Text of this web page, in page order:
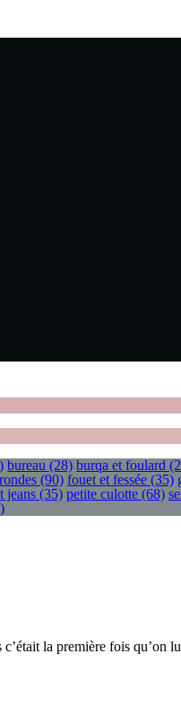
bureau (28) burqa et foulard
(90) fouet et fessée (35)
jeans (35) petite culotte (68)
la première fois